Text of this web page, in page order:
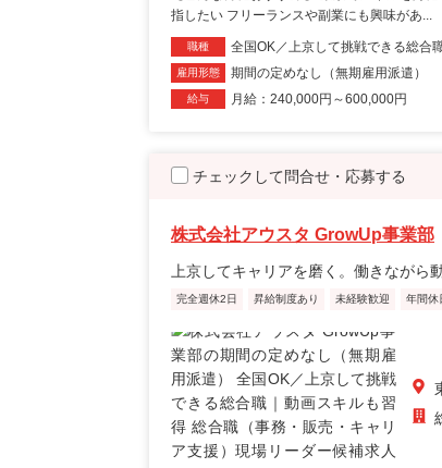
指したい フリーランスや副業にも興味があ...
職種 全国OK／上京して挑戦できる総合
雇用形態 期間の定めなし（無期雇用派遣）
給与 月給：240,000円～600,000円
チェックして問合せ・応募する
株式会社アウスタ GrowUp事業部
上京してキャリアを磨く。働きながら
完全週休2日 昇給制度あり 未経験歓迎 年間休